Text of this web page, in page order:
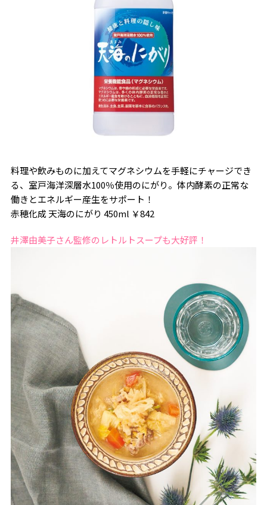
料理や飲みものに加えてマグネシウムを手軽にチャージでき
る、室戸海洋深層水100％使用のにがり。体内酵素の正常な
働きとエネルギー産生をサポート！
赤穂化成 天海のにがり 450ml ￥842
井澤由美子さん監修のレトルトスープも大好評！